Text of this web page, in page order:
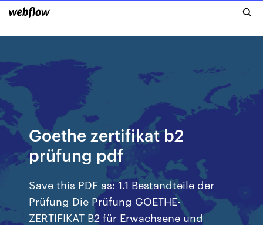
Goethe zertifikat b2
prüfung pdf
Save this PDF as: 1.1 Bestandteile der
Prüfung Die Prüfung GOETHE-
ZERTIFIKAT B2 für Erwachsene und